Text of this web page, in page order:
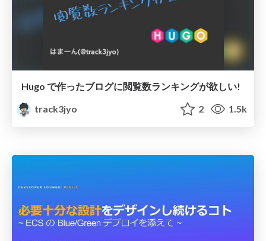
Hugo で作ったブログに閲覧数ランキングが欲しい!
track3jyo
2 1.5k